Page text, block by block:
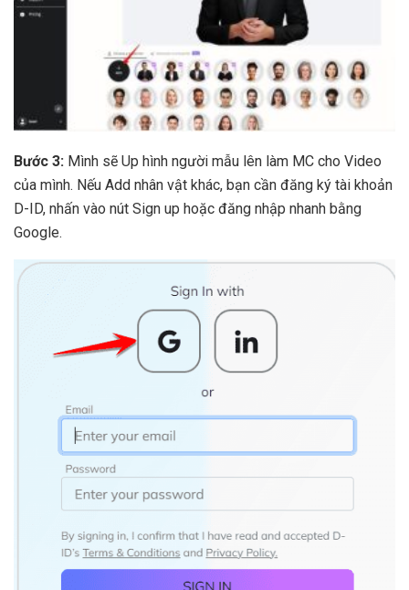
Bước 3: Mình sẽ Up hình người mẫu lên làm MC cho Video
của mình. Nếu Add nhân vật khác, bạn cần đăng ký tài khoản
D-ID, nhấn vào nút Sign up hoặc đăng nhập nhanh bằng
Google.